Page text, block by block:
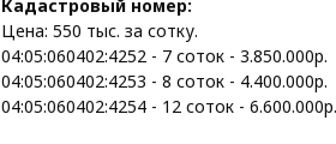
Кадастровый номер:
Цена: 550 тыс. за сотку.
04:05:060402:4252 - 7 соток - 3.850.000р.
04:05:060402:4253 - 8 соток - 4.400.000р.
04:05:060402:4254 - 12 соток - 6.600.000р.